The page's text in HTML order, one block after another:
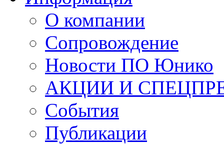
О компании
Сопровождение
Новости ПО Юнико
АКЦИИ И
События
Публикации